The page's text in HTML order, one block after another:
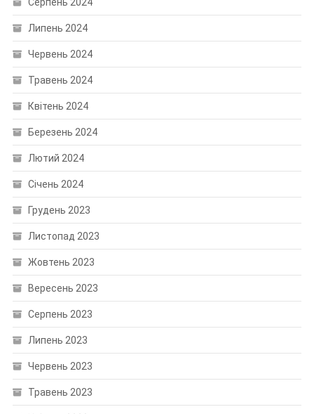
Липень 2024
Червень 2024
Травень 2024
Квітень 2024
Березень 2024
Лютий 2024
Січень 2024
Грудень 2023
Листопад 2023
Жовтень 2023
Вересень 2023
Серпень 2023
Липень 2023
Червень 2023
Травень 2023